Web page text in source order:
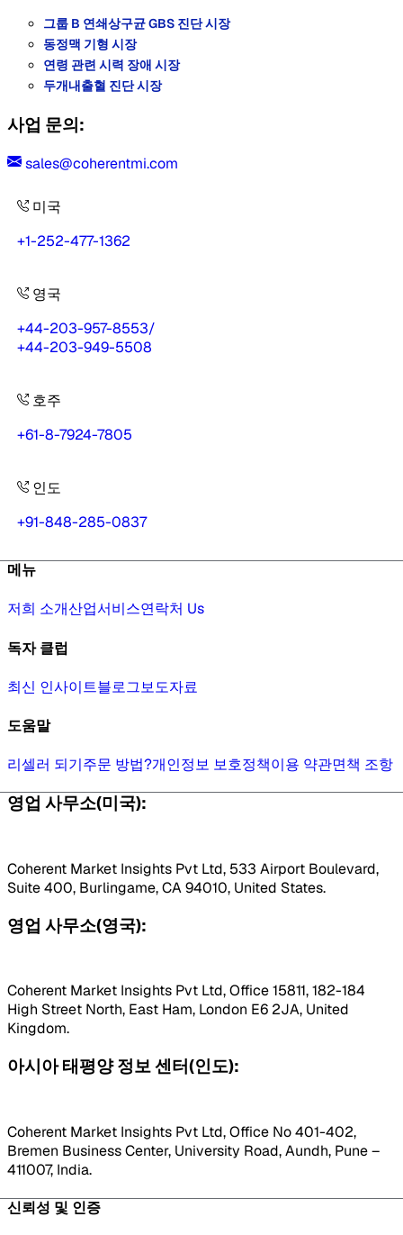
그룹 B 연쇄상구균 GBS 진단 시장
동정맥 기형 시장
연령 관련 시력 장애 시장
두개내출혈 진단 시장
사업 문의:
sales@coherentmi.com
미국
+1-252-477-1362
영국
+44-203-957-8553/
+44-203-949-5508
호주
+61-8-7924-7805
인도
+91-848-285-0837
메뉴
저희 소개산업서비스연락처 Us
독자 클럽
최신 인사이트블로그보도자료
도움말
리셀러 되기주문 방법?개인정보 보호정책이용 약관면책 조항
영업 사무소(미국):
Coherent Market Insights Pvt Ltd, 533 Airport Boulevard,
Suite 400, Burlingame, CA 94010, United States.
영업 사무소(영국):
Coherent Market Insights Pvt Ltd, Office 15811, 182-184
High Street North, East Ham, London E6 2JA, United
Kingdom.
아시아 태평양 정보 센터(인도):
Coherent Market Insights Pvt Ltd, Office No 401-402,
Bremen Business Center, University Road, Aundh, Pune –
411007, India.
신뢰성 및 인증